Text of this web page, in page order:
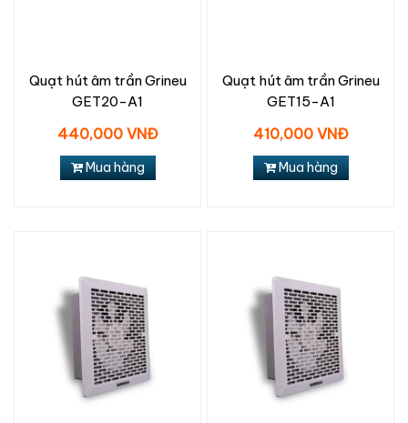
Quạt hút âm trần Grineu
GET20-A1
440,000 VNĐ
Mua hàng
Quạt hút âm trần Grineu
GET15-A1
410,000 VNĐ
Mua hàng